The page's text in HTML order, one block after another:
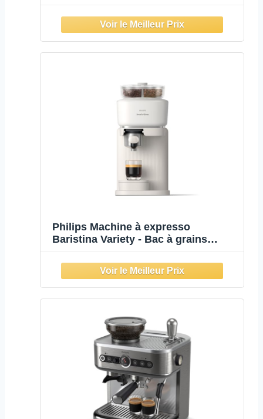
Philips Machine à expresso
Baristina Variety - Bac à grains
intégré, 16 bars, Nettoyage facile,
Expresso et Lungo, blanc/porte-filtre
blanc (BAR320/00)